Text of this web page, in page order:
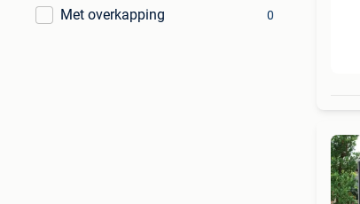
Met overkapping
0